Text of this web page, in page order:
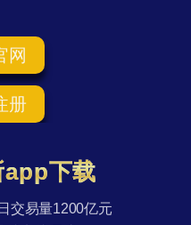
网
册
app下载
交易量1200亿元